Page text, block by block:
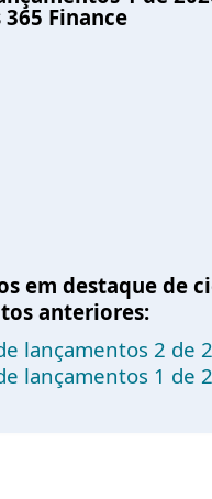
Finance
em destaque de
anteriores:
lançamentos 2 de
lançamentos 1 de